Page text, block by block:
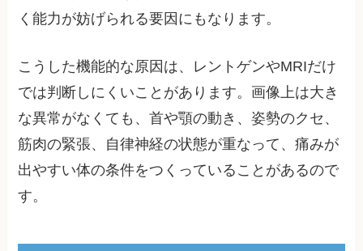
く能力が妨げられる要因にもなります。
こうした機能的な原因は、レントゲンやMRIだけ
では判断しにくいことがあります。画像上は大き
な異常がなくても、首や顎の動き、姿勢のクセ、
筋肉の緊張、自律神経の状態が重なって、痛みが
出やすい体の条件をつくっていることがあるので
す。